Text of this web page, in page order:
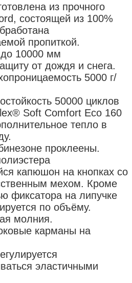
из прочного
состоящей из 100%
пропиткой.
до 10000 мм
от дождя и снега.
5000 г/
50000 циклов
Soft Comfort Eco 160
тепло в
проклеены.
капюшон на кнопках со
мехом. Кроме
фиксатора на липучке
по объёму.
молния.
карманы на
эластичными